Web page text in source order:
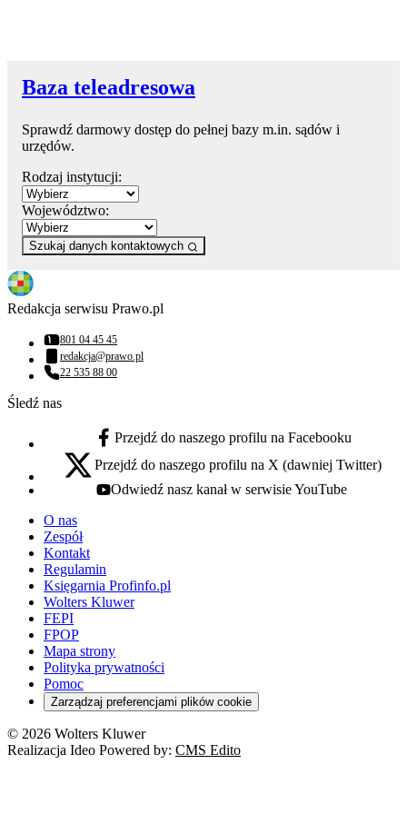
Baza teleadresowa
Sprawdź darmowy dostęp do pełnej bazy m.in. sądów i
urzędów.
Rodzaj instytucji:
Województwo:
Szukaj danych kontaktowych
Redakcja serwisu Prawo.pl
Numer telefonu:
801 04 45 45
Adres email:
redakcja@prawo.pl
Numer telefonu:
22 535 88 00
Śledź nas
facebook - otwiera się w nowej karcie
Przejdź do naszego profilu na Facebooku
x - otwiera się w nowej karcie
Przejdź do naszego profilu na X (dawniej Twitter)
youtube - otwiera się w nowej karcie
Odwiedź nasz kanał w serwisie YouTube
O nas
Zespół
Kontakt
Regulamin
Księgarnia Profinfo.pl
Wolters Kluwer
FEPI
FPOP
Mapa strony
Polityka prywatności
Pomoc
Zarządzaj preferencjami plików cookie
© 2026 Wolters Kluwer
Realizacja Ideo Powered by: CMS Edito